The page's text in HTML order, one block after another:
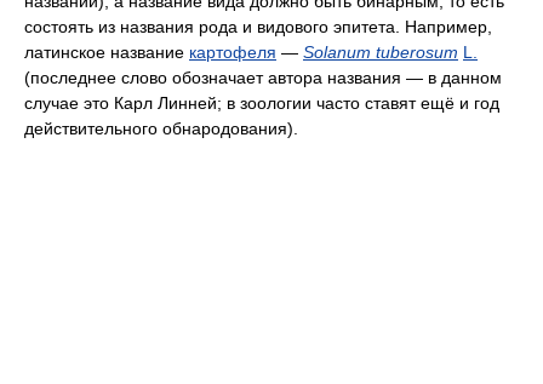
состоять из названия рода и видового эпитета. Например,
латинское название картофеля — Solanum tuberosum L.
(последнее слово обозначает автора названия — в данном
случае это Карл Линней; в зоологии часто ставят ещё и год
действительного обнародования).